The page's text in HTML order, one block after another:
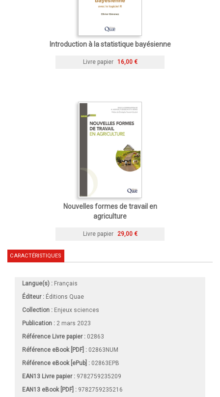
Introduction à la statistique bayésienne
Livre papier 16,00 €
Nouvelles formes de travail en
agriculture
Livre papier 29,00 €
CARACTÉRISTIQUES
Langue(s) : Français
Éditeur : Éditions Quae
Collection : Enjeux sciences
Publication : 2 mars 2023
Référence Livre papier : 02863
Référence eBook [PDF] : 02863NUM
Référence eBook [ePub] : 02863EPB
EAN13 Livre papier : 9782759235209
EAN13 eBook [PDF] : 9782759235216